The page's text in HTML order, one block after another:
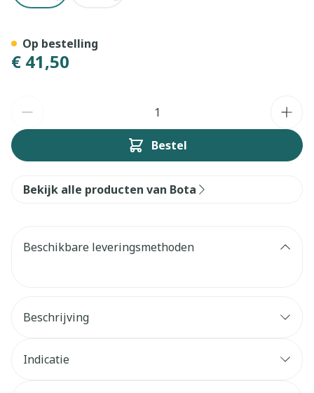
€ 41,50
Bestel
Op bestelling
Bekijk alle producten van Bota
Beschikbare leveringsmethoden
Beschrijving
Indicatie